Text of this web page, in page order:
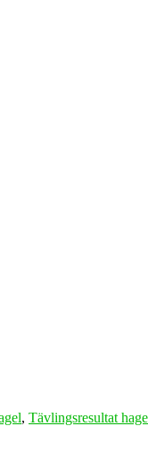
, Tävlingsresultat